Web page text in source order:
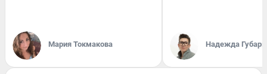
Мария Токмакова Надежда Губарь